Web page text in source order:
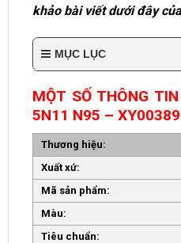
khảo bài viết dưới đây
MỤC LỤC
MỘT SỐ THÔNG
5N11 N95 –
Thương hiệu:
Xuất xứ:
Mã sản phẩm:
Màu:
Tiêu chuẩn: